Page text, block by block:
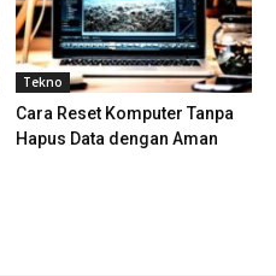
Tekno
Cara Reset Komputer Tanpa
Hapus Data dengan Aman